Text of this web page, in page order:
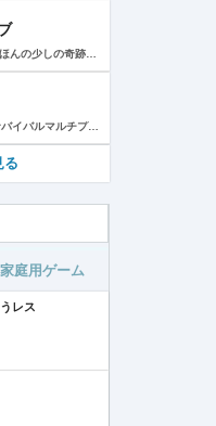
白熱の3対3、そしてサバイバルマルチプレイを楽しめるモバイルゲーム！3分間で展開する様々なゲームモード… 友達と共闘するもよし、一人で戦うもよし。 強力な必殺技や特殊能力を持ったキャラクターを入手して、アップグレードしましょう。ユニークなスキンを集めれば、戦場でひときわ目立つこと間違いなし！ブロスタワールドの不思議なステージで、バトルを繰り広げましょう！ ブロスタは無料でダウンロードおよびプレイが可能ですが、一部のゲーム内アイテムを有料で購入いただくことも可能です（ランダムなアイテムを含む）。ゲーム内アイテムの有料購入を希望しない場合は、デバイスの設定からアプリ内課金を無効にしてください。 様々なゲームモードで戦おう エメラルドハント（3対3）：チームの仲間と共に敵チームに勝利！エメラルドを10個集めたら最後まで守り抜きましょう。倒されるとエメラルドも失います。 バトルロイヤル（ソロ/デュオ）：生き残りをかけたサバイバルモード。キャラクターのパワーアップを集めましょう。デュオまたはソロモードを選んだら、大混乱の戦場で最後まで生き延びた者が勝者となります。そして勝者がすべてを独り占めします！ ブロストライカー（3対3）：ひと味違うゲームモードです！サッカーの腕試しといきましょう。先に2ゴールを決めたチームが勝利します。なおレッドカードはありませんので、激しいバトルにご注意ください。 賞金稼ぎ（3対3）：敵を倒して星を獲得！自分の星も守り抜きましょう。より多くの星を集めたチームの勝利です。 強奪（3対3）：チームの金庫を守りながら、敵チームの金庫の破壊を目指します。ひっそりと前進したら、豪快にお宝までの道を切り拓きましょう！ 特別イベント：期間限定の特別な対人および対CPUゲームモードです。 チャンピオンシップチャレンジ：ブロスタのゲーム内予選に参加して、eスポーツの世界に飛び込みましょう！ キャラクターのアンロックとアップグレード 強力な必殺技や特殊能力を持ったキャラクターを集めて、アップグレードしましょう。キャラクターを強化して、ユニークなスキンを集めましょう。 ブロスタパス クエストやブロスタボックス、エメラルド、ピンズ、そしてブロスタパス限定スキンなど、特典が盛りだくさん！シーズンごとに特典は変わります。 MVPプレイヤーになろう ローカルのランキングを駆け上がり、あなたの強さを証明しましょう！ どんな時も進化しよう 新たなキャラクターやスキン、マップ、特別イベント、ゲームモードを探し求めましょう。 特徴： 3対3のリアルタイム対戦で世界中のプレイヤーとバトル 白熱のモバイル向けサバイバルマルチプレイ 独自の攻撃や必殺技を持った、強力な新キャラクターをアンロック 日々入れ替わるイベントとゲームモード バトルは一人でも、フレンドと一緒でもプレイ可能 グローバルまたはローカルのランキングを駆け上がろう 仲間とクラブを結成したり参加したりして、情報交換しながら共に戦おう スキンをアンロックしてキャラクターをカスタマイズ プレイヤーが作った攻略の難しい新マップ クラッシュ・オブ・クラン、クラッシュ・ロワイヤル、ブーム・ビーチの制作会社がお届けするバトルゲーム！ サポート： サポートが必要な際は、ゲーム内の設定の「ヘルプとサポート」からご連絡いただくか、http://supercell.helpshift.com/a/brawl-stars/をご覧ください。 プライバシーポリシー： http://supercell.com/en/privacy-policy/jp/ サービス利用規約： http://supercell.com/en/terms-of-service/jp/ 保護者の皆さまへ： http://supercell.com/en/parents/jp/
る
庭用ゲーム
レス